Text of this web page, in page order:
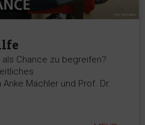
Chance zu begreifen?
Mächler und Prof. Dr.